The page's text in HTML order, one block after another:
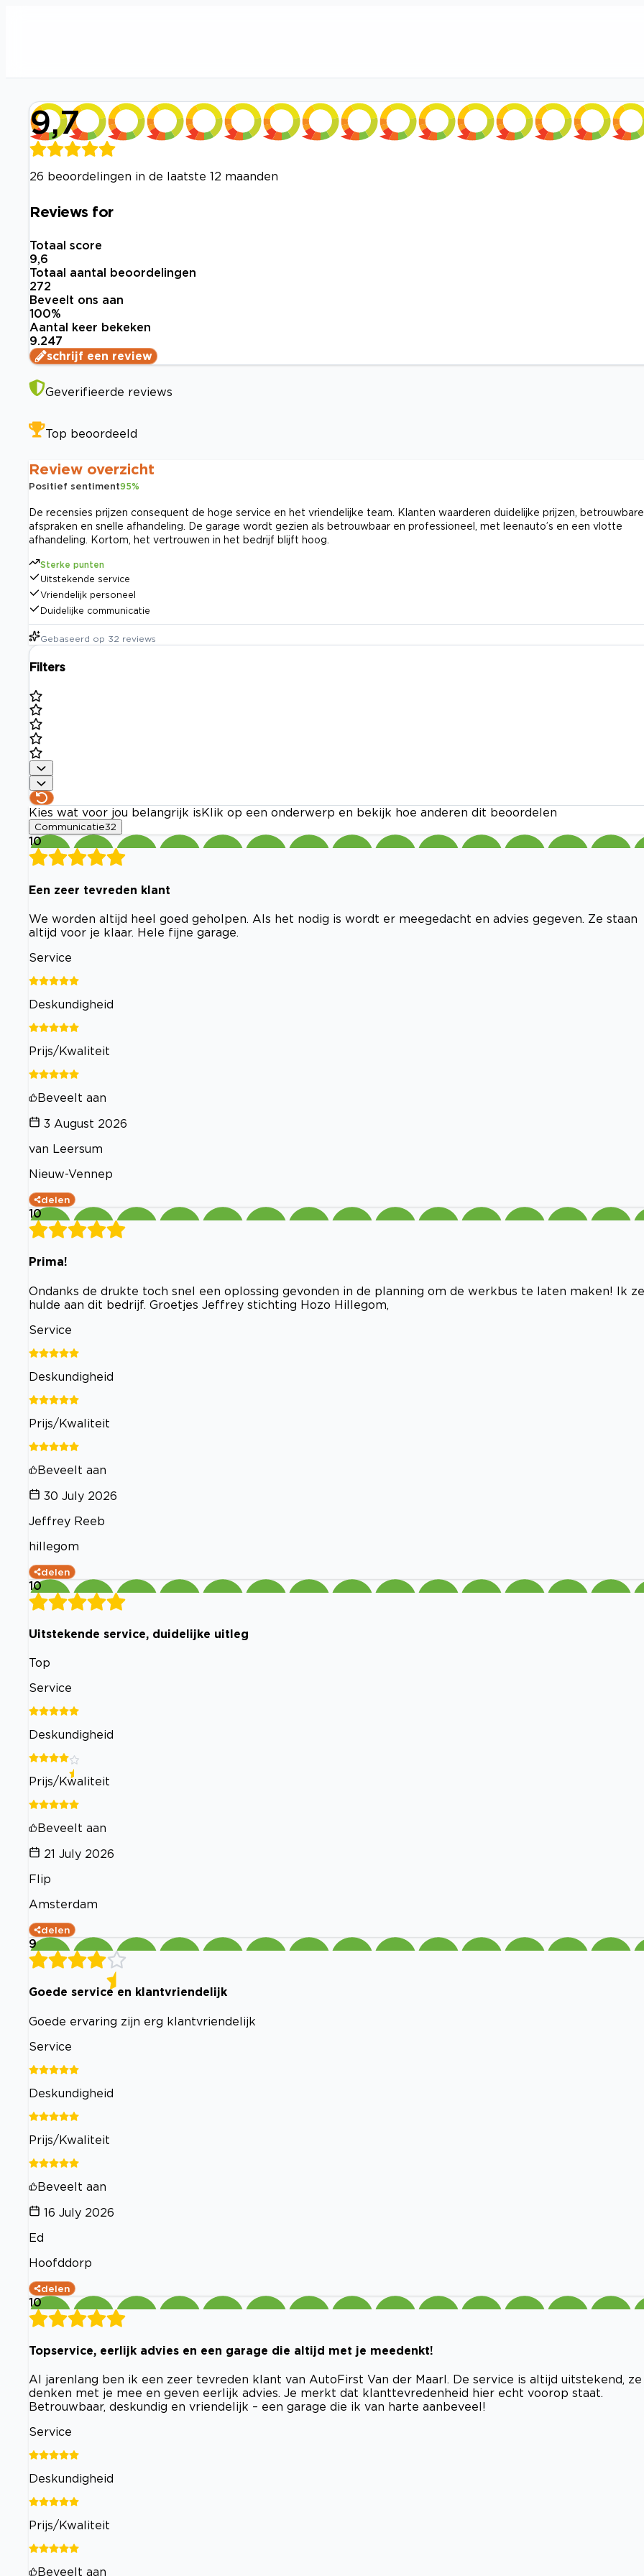
9,7
26 beoordelingen in de laatste 12 maanden
Reviews for
Totaal score
9,6
Totaal aantal beoordelingen
272
Beveelt ons aan
100%
Aantal keer bekeken
9.247
schrijf een review
Geverifieerde reviews
Top beoordeeld
Review overzicht
Positief sentiment95%
De recensies prijzen consequent de hoge service en het vriendelijke team. Klanten waarderen duidelijke prijzen, betrouwbare
afspraken en snelle afhandeling. De garage wordt gezien als betrouwbaar en professioneel, met leenauto’s en een vlotte
afhandeling. Kortom, het vertrouwen in het bedrijf blijft hoog.
Sterke punten
Uitstekende service
Vriendelijk personeel
Duidelijke communicatie
Gebaseerd op 32 reviews
Filters
Kies wat voor jou belangrijk is Klik op een onderwerp en bekijk hoe anderen dit beoordelen
Communicatie32
10
Een zeer tevreden klant
We worden altijd heel goed geholpen. Als het nodig is wordt er meegedacht en advies gegeven. Ze staan
altijd voor je klaar. Hele fijne garage.
Service
Deskundigheid
Prijs/Kwaliteit
Beveelt aan
3 August 2026
van Leersum
Nieuw-Vennep
delen
10
Prima!
Ondanks de drukte toch snel een oplossing gevonden in de planning om de werkbus te laten maken! Ik
hulde aan dit bedrijf. Groetjes Jeffrey stichting Hozo Hillegom,
Service
Deskundigheid
Prijs/Kwaliteit
Beveelt aan
30 July 2026
Jeffrey Reeb
hillegom
delen
10
Uitstekende service, duidelijke uitleg
Top
Service
Deskundigheid
Prijs/Kwaliteit
Beveelt aan
21 July 2026
Flip
Amsterdam
delen
9
Goede service en klantvriendelijk
Goede ervaring zijn erg klantvriendelijk
Service
Deskundigheid
Prijs/Kwaliteit
Beveelt aan
16 July 2026
Ed
Hoofddorp
delen
10
Topservice, eerlijk advies en een garage die altijd met je meedenkt!
Al jarenlang ben ik een zeer tevreden klant van AutoFirst Van der Maarl. De service is altijd uitstekend, ze
denken met je mee en geven eerlijk advies. Je merkt dat klanttevredenheid hier echt voorop staat.
Betrouwbaar, deskundig en vriendelijk – een garage die ik van harte aanbeveel!
Service
Deskundigheid
Prijs/Kwaliteit
Beveelt aan